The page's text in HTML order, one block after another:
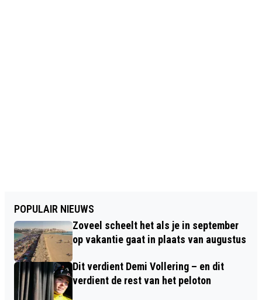
POPULAIR NIEUWS
Zoveel scheelt het als je in september
op vakantie gaat in plaats van augustus
Dit verdient Demi Vollering – en dit
verdient de rest van het peloton